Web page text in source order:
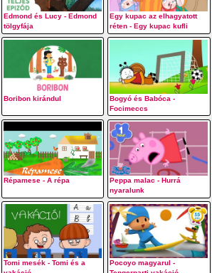
Edmond és Lucy - Edmond
tölgyfája
Egy kupac az elhagyatott
réten - Egy kupac kufli
Boribon kirándul
Bogyó és Babóca -
Focimeccs
Répamese - A répa
Peppa malac - Hurrá
nyaralunk
Tomi mesék - Tomi és a
Pocoyo magyarul -